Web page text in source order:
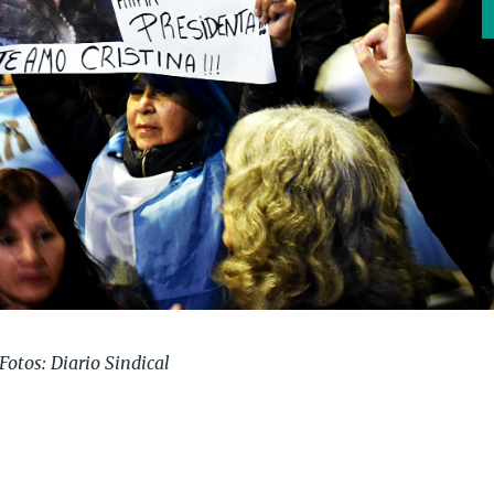
Fotos: Diario Sindical